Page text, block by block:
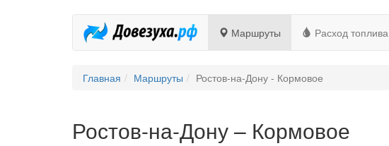
Маршруты Расход топлива
Главная Маршруты Ростов-на-Дону - Кормовое
Ростов-на-Дону – Кормовое